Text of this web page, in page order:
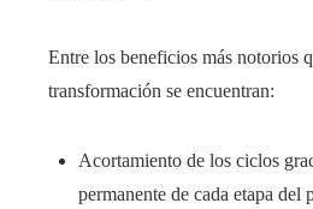
Entre los beneficios más notorios
transformación se encuentran:
Acortamiento de los ciclos
permanente de cada etapa del